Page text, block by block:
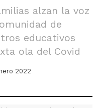
alzan la voz
de
educativos
ola del Covid
2022